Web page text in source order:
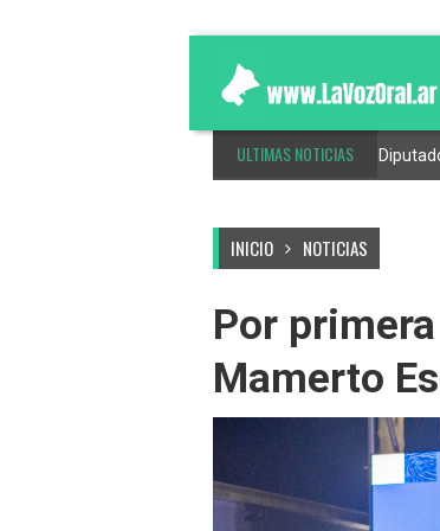
ULTIMAS NOTICIAS
de mascotas e inclusión
INICIO NOTICIAS
Por
Mamerto